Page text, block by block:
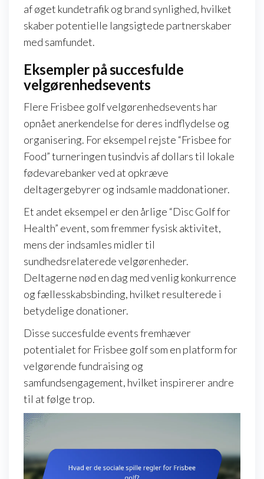
af øget kundetrafik og brand synlighed, hvilket
skaber potentielle langsigtede partnerskaber
med samfundet.
Eksempler på succesfulde
velgørenhedsevents
Flere Frisbee golf velgørenhedsevents har
opnået anerkendelse for deres indflydelse og
organisering. For eksempel rejste “Frisbee for
Food” turneringen tusindvis af dollars til lokale
fødevarebanker ved at opkræve
deltagergebyrer og indsamle maddonationer.
Et andet eksempel er den årlige “Disc Golf for
Health” event, som fremmer fysisk aktivitet,
mens der indsamles midler til
sundhedsrelaterede velgørenheder.
Deltagerne nød en dag med venlig konkurrence
og fællesskabsbinding, hvilket resulterede i
betydelige donationer.
Disse succesfulde events fremhæver
potentialet for Frisbee golf som en platform for
velgørende fundraising og
samfundsengagement, hvilket inspirerer andre
til at følge trop.